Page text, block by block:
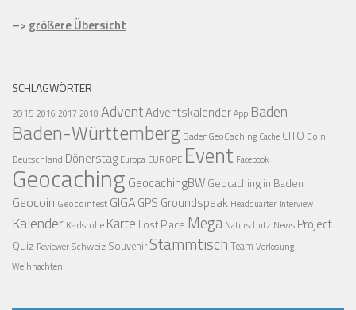
–> größere Übersicht
SCHLAGWÖRTER
2015 2016 2017 2018 AdventAdventskalenderApp Baden
Baden-Württemberg BadenGeoCaching Cache CITO Coin
Deutschland Dönerstag Europa EUROPE Event Facebook
Geocaching GeocachingBW Geocaching in Baden
Geocoin Geocoinfest GIGAGPS Groundspeak Headquarter Interview
Kalender Karlsruhe Karte Lost Place Mega Naturschutz News Project
Quiz ReviewerSchweiz Souvenir Stammtisch Team Verlosung
Weihnachten